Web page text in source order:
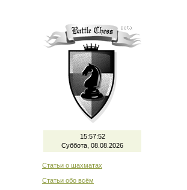
15:57:53
Суббота, 08.08.2026
Статьи о шахматах
Статьи обо всём